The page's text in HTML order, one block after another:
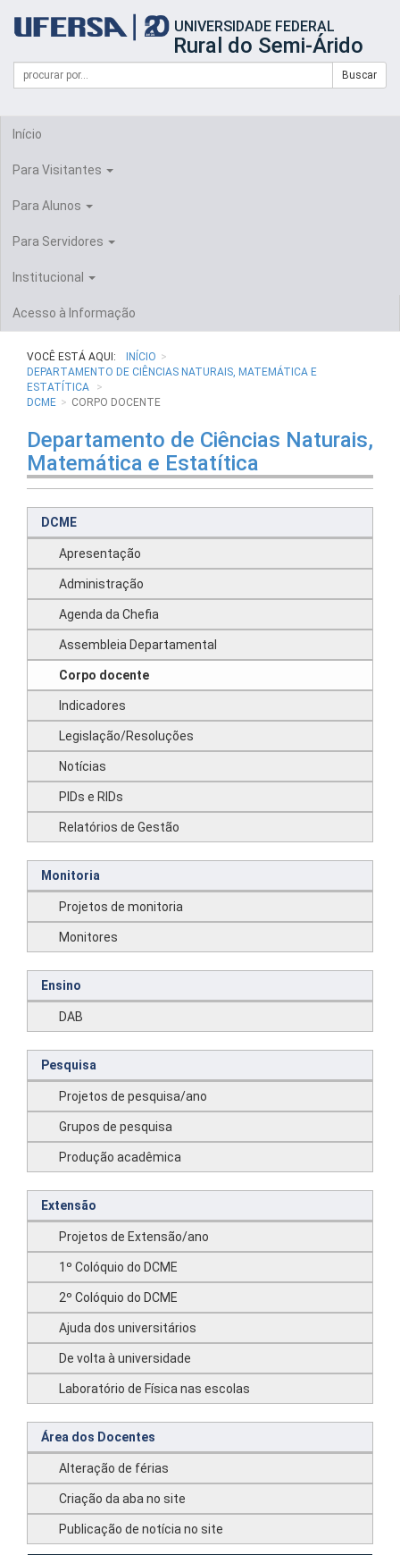
portal
UFERSA
UNIVERSIDADE FEDERAL
Rural do Semi-Árido
Formulário
Busca
Campo
de
Buscar
Início
Para Visitantes
Para Alunos
Para Servidores
Institucional
Acesso à Informação
VOCÊ ESTÁ AQUI:
INÍCIO
DEPARTAMENTO DE CIÊNCIAS NATURAIS, MATEMÁTICA E
ESTATÍTICA
DCME
CORPO DOCENTE
Departamento de Ciências Naturais,
Matemática e Estatítica
DCME
Apresentação
Administração
Agenda da Chefia
Assembleia Departamental
Corpo docente
Indicadores
Legislação/Resoluções
Notícias
PIDs e RIDs
Relatórios de Gestão
Monitoria
Projetos de monitoria
Monitores
Ensino
DAB
Pesquisa
Projetos de pesquisa/ano
Grupos de pesquisa
Produção acadêmica
Extensão
Projetos de Extensão/ano
1º Colóquio do DCME
2º Colóquio do DCME
Ajuda dos universitários
De volta à universidade
Laboratório de Física nas escolas
Área dos Docentes
Alteração de férias
Criação da aba no site
Publicação de notícia no site